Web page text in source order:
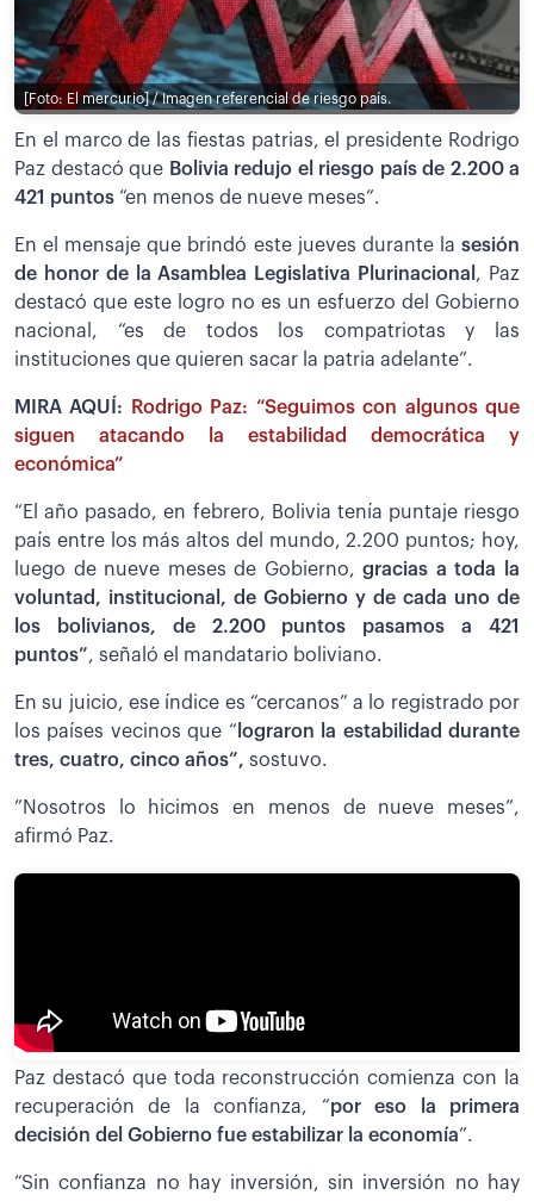
[Foto: El mercurio] / Imagen referencial de riesgo país.
En el marco de las fiestas patrias, el presidente Rodrigo
Paz destacó que Bolivia redujo el riesgo país de 2.200 a
421 puntos “en menos de nueve meses”.
En el mensaje que brindó este jueves durante la sesión
de honor de la Asamblea Legislativa Plurinacional , Paz
destacó que este logro no es un esfuerzo del Gobierno
nacional, “es de todos los compatriotas y las
instituciones que quieren sacar la patria adelante”.
MIRA AQUÍ:
Rodrigo Paz: “Seguimos con algunos que
siguen atacando la estabilidad democrática y
económica”
“El año pasado, en febrero, Bolivia tenía puntaje riesgo
país entre los más altos del mundo, 2.200 puntos; hoy,
luego de nueve meses de Gobierno, gracias a toda la
voluntad, institucional, de Gobierno y de cada uno de
los bolivianos, de 2.200 puntos pasamos a 421
puntos”, señaló el mandatario boliviano.
En su juicio, ese índice es “cercanos” a lo registrado por
los países vecinos que “ lograron la estabilidad durante
tres, cuatro, cinco años”, sostuvo.
”Nosotros lo hicimos en menos de nueve meses”,
afirmó Paz.
Paz destacó que toda reconstrucción comienza con la
recuperación de la confianza, “por eso la primera
decisión del Gobierno fue estabilizar la economía”.
“Sin confianza no hay inversión, sin inversión no hay